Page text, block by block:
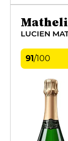
LUCIEN
91/100